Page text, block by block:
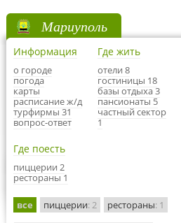
Мариуполь
Информация
о городе
погода
карты
расписание ж/д
турфирмы 31
вопрос-ответ
Где жить
отели 8
гостиницы 18
базы отдыха 3
пансионаты 5
частный сектор
1
Где поесть
пиццерии 2
рестораны 1
все пиццерии: 2 рестораны: 1